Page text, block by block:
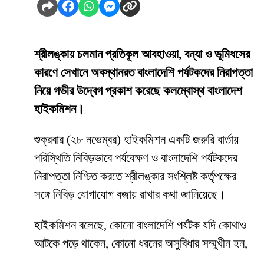
শ্রীলঙ্কায় চলমান প্রতিকূল আবহাওয়া, বন্যা ও ভূমিধসের
কারণে সেখানে অবস্থানরত বাংলাদেশি পর্যটকদের নিরাপত্তা
নিয়ে গভীর উদ্বেগ প্রকাশ করেছে কলম্বোস্থ বাংলাদেশ
হাইকমিশন।
শুক্রবার (২৮ নভেম্বর) হাইকমিশন একটি জরুরি বার্তায়
পরিস্থিতি নিবিড়ভাবে পর্যবেক্ষণ ও বাংলাদেশি পর্যটকদের
নিরাপত্তা নিশ্চিত করতে শ্রীলঙ্কার সংশ্লিষ্ট কর্তৃপক্ষের
সঙ্গে নিবিড় যোগাযোগ বজায় রাখার কথা জানিয়েছে।
হাইকমিশন বলেছে, কোনো বাংলাদেশি পর্যটক যদি কোথাও
আটকে পড়ে থাকেন, কোনো ধরনের অসুবিধার সম্মুখীন হন,